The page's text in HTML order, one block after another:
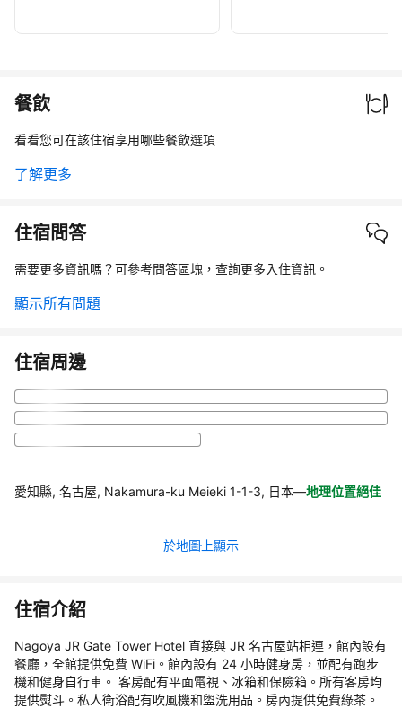
餐飲
看看您可在該住宿享用哪些餐飲選項
了解更多
住宿問答
需要更多資訊嗎？可參考問答區塊，查詢更多入住資訊。
顯示所有問題
住宿周邊
愛知縣, 名古屋, Nakamura-ku Meieki 1-1-3, 日本—地理位置絕佳
於地圖上顯示
住宿介紹
Nagoya JR Gate Tower Hotel 直接與 JR 名古屋站相連，館內設有
餐廳，全館提供免費 WiFi。館內設有 24 小時健身房，並配有跑步
機和健身自行車。 客房配有平面電視、冰箱和保險箱。所有客房均
提供熨斗。私人衛浴配有吹風機和盥洗用品。房內提供免費綠茶。